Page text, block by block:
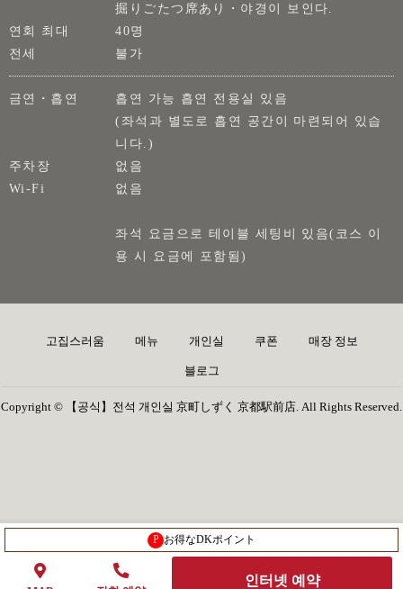
掘りごたつ席あり・야경이 보인다.
연회 최대
40명
전세
불가
금연・흡연
흡연 가능 흡연 전용실 있음
(좌석과 별도로 흡연 공간이 마련되어 있습
니다.)
주차장
없음
Wi-Fi
없음
좌석 요금으로 테이블 세팅비 있음(코스 이
용 시 요금에 포함됨)
고집스러움 메뉴 개인실 쿠폰 매장 정보
블로그
Copyright © 【공식】전석 개인실 京町しずく 京都駅前店. All Rights Reserved.
P お得なDKポイント
인터넷 예약